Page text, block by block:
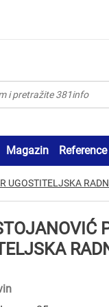
Magazin Reference
UGOSTITELJSKA